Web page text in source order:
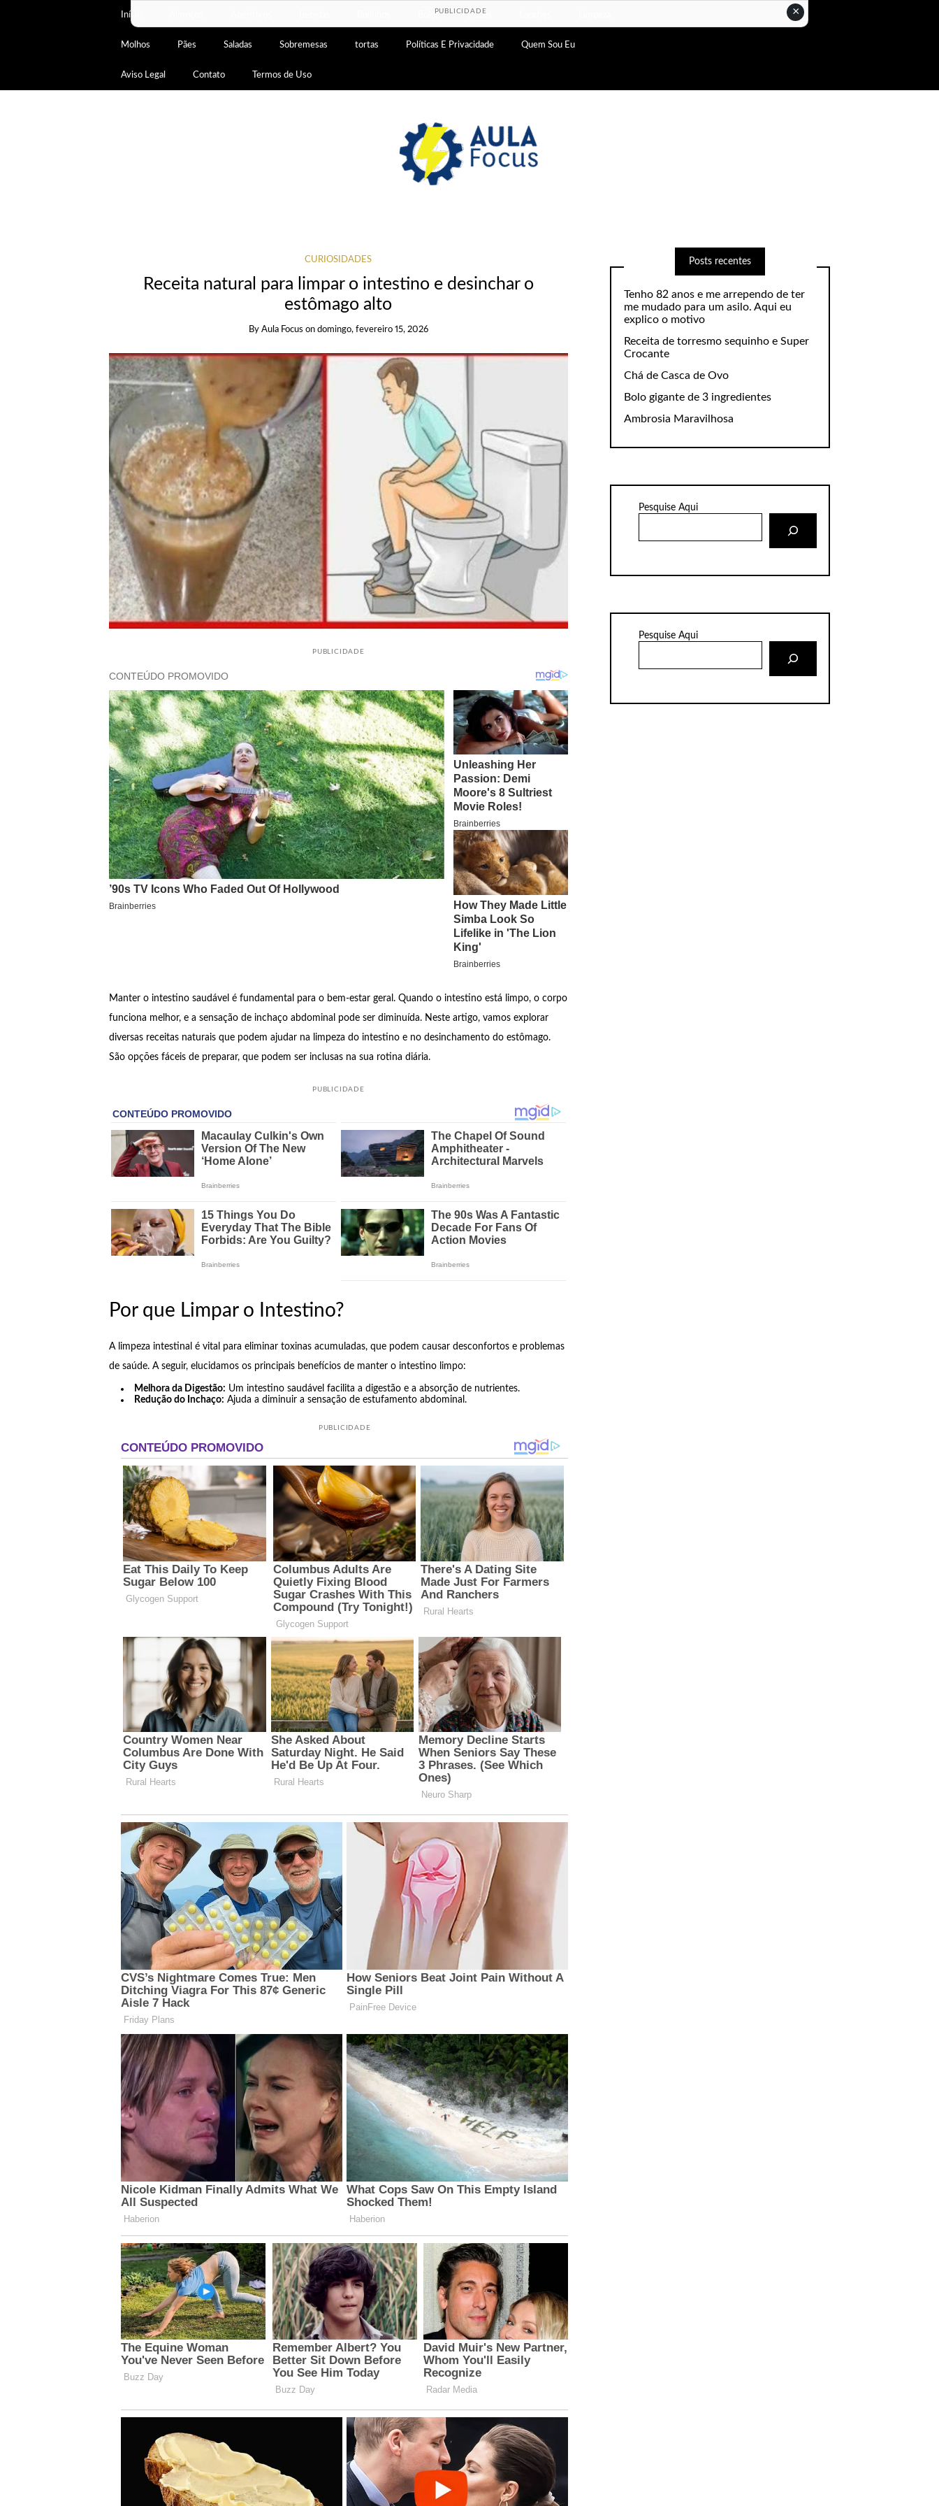
Início Bolos Doces
Molhos Pães Saladas Sobremesas tortas Políticas E Privacidade Quem Sou Eu
Aviso Legal Contato Termos de Uso
CURIOSIDADES
Receita natural para limpar o intestino e desinchar o
estômago alto
By Aula Focus on domingo, fevereiro 15, 2026
PUBLICIDADE
Manter o intestino saudável é fundamental para o bem-estar geral. Quando o intestino está limpo, o corpo
funciona melhor, e a sensação de inchaço abdominal pode ser diminuída. Neste artigo, vamos explorar
diversas receitas naturais que podem ajudar na limpeza do intestino e no desinchamento do estômago.
São opções fáceis de preparar, que podem ser inclusas na sua rotina diária.
PUBLICIDADE
Por que Limpar o Intestino?
A limpeza intestinal é vital para eliminar toxinas acumuladas, que podem causar desconfortos e problemas
de saúde. A seguir, elucidamos os principais benefícios de manter o intestino limpo:
Melhora da Digestão: Um intestino saudável facilita a digestão e a absorção de nutrientes.
Redução do Inchaço: Ajuda a diminuir a sensação de estufamento abdominal.
PUBLICIDADE
Posts recentes
Tenho 82 anos e me arrependo de ter
me mudado para um asilo. Aqui eu
explico o motivo
Receita de torresmo sequinho e Super
Crocante
Chá de Casca de Ovo
Bolo gigante de 3 ingredientes
Ambrosia Maravilhosa
Pesquise Aqui
Pesquise Aqui
×
PUBLICIDADE